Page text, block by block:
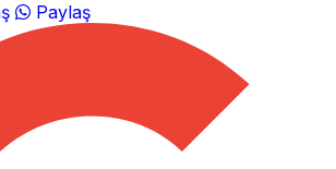
Paylaş